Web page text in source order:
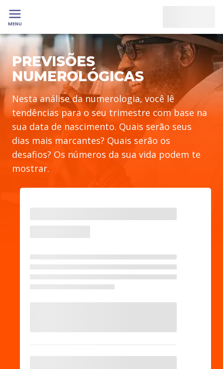
MENU
PREVISÕES
NUMEROLÓGICAS
Nesta análise da numerologia, você lê
tendências para o seu trimestre com base na
sua data de nascimento. Quais serão seus
dias mais marcantes? Quais serão os
desafios? Os números da sua vida podem te
mostrar.